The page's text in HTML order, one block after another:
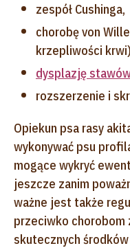
zespół Cushinga,
chorobę von
krzepliwości
dysplazję
rozszerzenie i
Opiekun psa rasy
wykonywać psu
mogące wykryć
jeszcze zanim
ważne jest także
przeciwko chorobom
skutecznych